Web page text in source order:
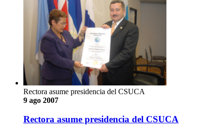
Rectora asume presidencia del CSUCA
9 ago 2007
Rectora asume presidencia del CSUCA